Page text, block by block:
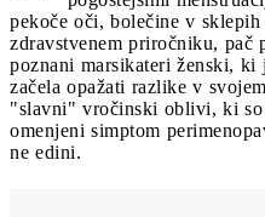
pekoče oči, bolečine v
zdravstvenem priročniku, pač
poznani marsikateri ženski,
začela opažati razlike v
"slavni" vročinski oblivi, ki
omenjeni simptom
ne edini.